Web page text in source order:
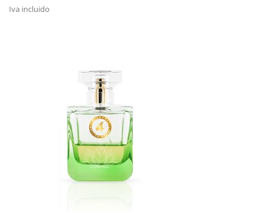
Iva incluido